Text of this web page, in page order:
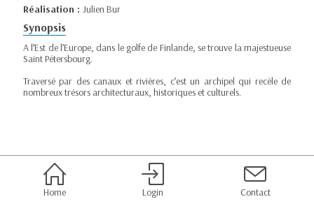
Réalisation : Julien Bur
Synopsis
A l’Est de l’Europe, dans le golfe de Finlande, se trouve la majestueuse
Saint Pétersbourg.
Traversé par des canaux et rivières, c’est un archipel qui recèle de
nombreux trésors architecturaux, historiques et culturels.
Home Login Contact